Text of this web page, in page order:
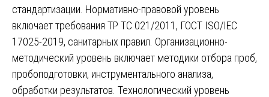
стандартизации. Нормативно-правовой уровень
включает требования ТР ТС 021/2011, ГОСТ ISO/IEC
17025-2019, санитарных правил. Организационно-
методический уровень включает методики отбора проб,
пробоподготовки, инструментального анализа,
обработки результатов. Технологический уровень